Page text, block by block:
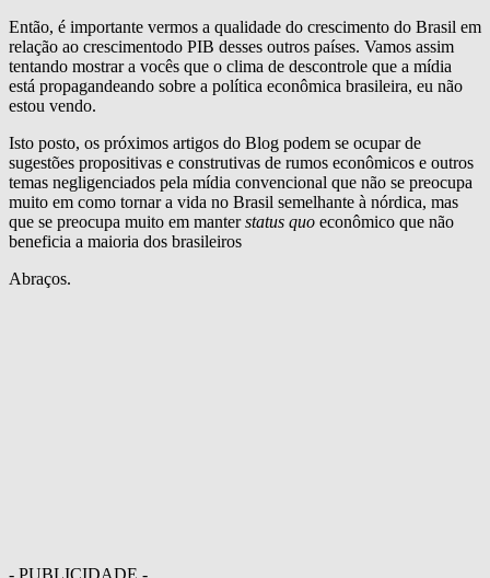
Então, é importante vermos a qualidade do crescimento do Brasil em
relação ao crescimentodo PIB desses outros países. Vamos assim
tentando mostrar a vocês que o clima de descontrole que a mídia
está propagandeando sobre a política econômica brasileira, eu não
estou vendo.
Isto posto, os próximos artigos do Blog podem se ocupar de
sugestões propositivas e construtivas de rumos econômicos e outros
temas negligenciados pela mídia convencional que não se preocupa
muito em como tornar a vida no Brasil semelhante à nórdica, mas
que se preocupa muito em manterstatus quo econômico que não
beneficia a maioria dos brasileiros
Abraços.
- PUBLICIDADE -